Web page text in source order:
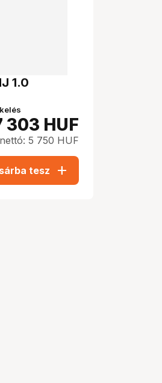
1.0
303 HUF
nettó: 5 750 HUF
tesz add